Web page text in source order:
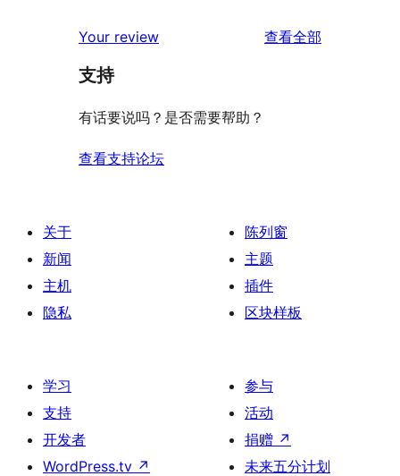
价
评
价
星
评
1
星
价
Your review 查看全部
支持
有话要说吗？是否需要帮助？
查看支持论坛
关于
新闻
主机
隐私
陈列窗
主题
插件
区块样板
学习
支持
开发者
WordPress.tv ↗
参与
活动
捐赠 ↗
未来五分计划